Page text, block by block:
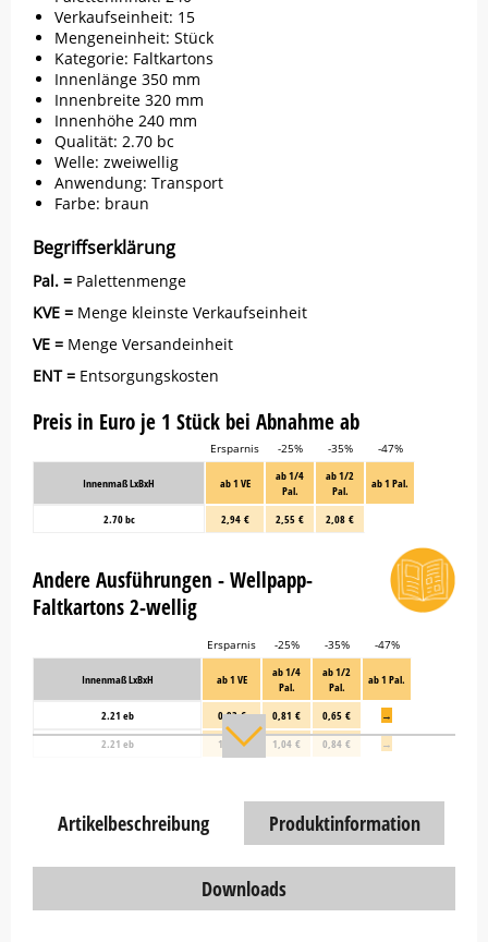
Verkaufseinheit: 15
Mengeneinheit: Stück
Kategorie: Faltkartons
Innenlänge 350 mm
Innenbreite 320 mm
Innenhöhe 240 mm
Qualität: 2.70 bc
Welle: zweiwellig
Anwendung: Transport
Farbe: braun
Begriffserklärung
Pal. = Palettenmenge
KVE = Menge kleinste Verkaufseinheit
VE = Menge Versandeinheit
ENT = Entsorgungskosten
Preis in Euro je 1 Stück bei Abnahme ab
Ersparnis -25% -35% -47%
Innenmaß LxBxH ab 1 VE
ab 1/4
Pal.
ab 1/2
Pal.
ab 1 Pal.
2.70 bc 2,94 € 2,55 € 2,08 €
Andere Ausführungen - Wellpapp-
Faltkartons 2-wellig
Ersparnis -25% -35% -47%
Innenmaß LxBxH ab 1 VE
ab 1/4
Pal.
ab 1/2
Pal.
ab 1 Pal.
2.21 eb 0,93 € 0,81 € 0,65 €
→
2.21 eb
1,19 € 1,04 € 0,84 € →
Artikelbeschreibung Produktinformation
Downloads